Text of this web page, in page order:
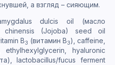
а взгляд – сияющим.
dulcis oil (масло
chinensis (Jojoba) seed oil
В3 (витамин В3), caffeine,
ethylhexylglycerin, hyaluronic
lactobacillus/fucus ferment